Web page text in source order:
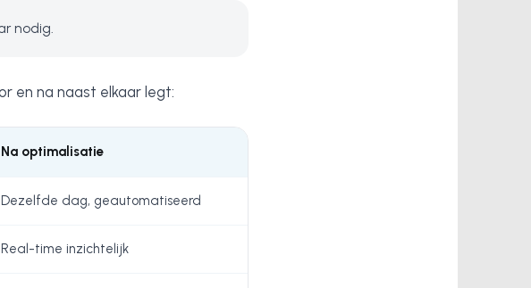
nodig.
en na naast elkaar legt:
Na optimalisatie
Dezelfde dag, geautomatiseerd
Real-time inzichtelijk